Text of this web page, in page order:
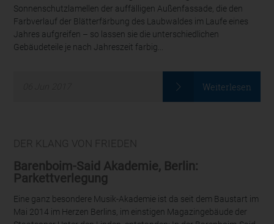
Sonnenschutzlamellen der auffälligen Außenfassade, die den
Farbverlauf der Blätterfärbung des Laubwaldes im Laufe eines
Jahres aufgreifen – so lassen sie die unterschiedlichen
Gebäudeteile je nach Jahreszeit farbig...
Weiterlesen
DER KLANG VON FRIEDEN
Barenboim-Said Akademie, Berlin:
Parkettverlegung
Eine ganz besondere Musik-Akademie ist da seit dem Baustart im
Mai 2014 im Herzen Berlins, im einstigen Magazingebäude der